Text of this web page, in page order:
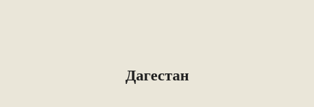
Дагестан